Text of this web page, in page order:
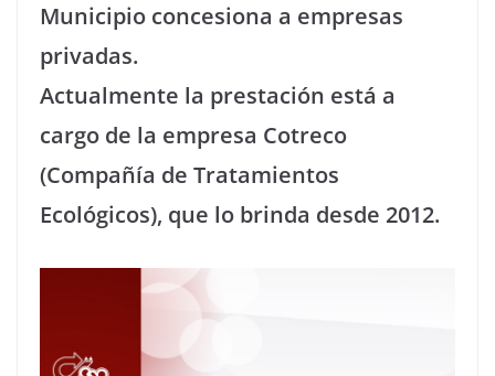
Municipio concesiona a empresas
privadas.
Actualmente la prestación está a
cargo de la empresa Cotreco
(Compañía de Tratamientos
Ecológicos), que lo brinda desde 2012.